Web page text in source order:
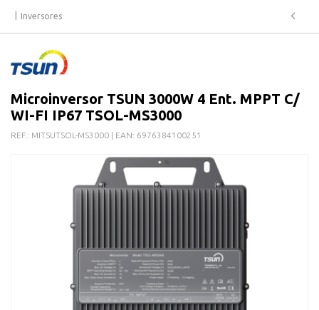
Inversores
Microinversor TSUN 3000W 4 Ent. MPPT C/
WI-FI IP67 TSOL-MS3000
REF.: MITSUTSOL-MS3000 | EAN: 6976384100251